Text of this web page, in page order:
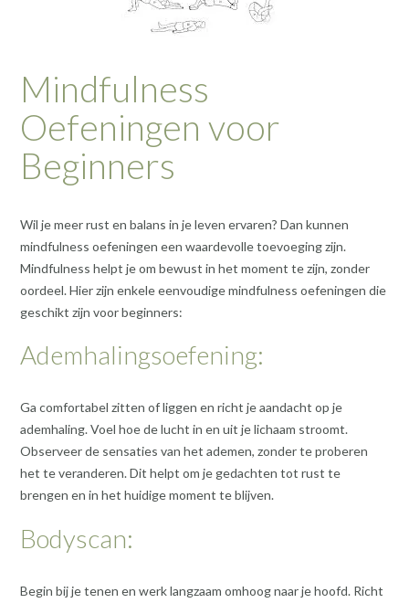
Mindfulness
Oefeningen voor
Beginners
Wil je meer rust en balans in je leven ervaren? Dan kunnen
mindfulness oefeningen een waardevolle toevoeging zijn.
Mindfulness helpt je om bewust in het moment te zijn, zonder
oordeel. Hier zijn enkele eenvoudige mindfulness oefeningen die
geschikt zijn voor beginners:
Ademhalingsoefening:
Ga comfortabel zitten of liggen en richt je aandacht op je
ademhaling. Voel hoe de lucht in en uit je lichaam stroomt.
Observeer de sensaties van het ademen, zonder te proberen
het te veranderen. Dit helpt om je gedachten tot rust te
brengen en in het huidige moment te blijven.
Bodyscan:
Begin bij je tenen en werk langzaam omhoog naar je hoofd. Richt